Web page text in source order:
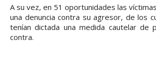
A su vez, en 51 oportunidades las
una denuncia contra su agresor, de los
tenían dictada una medida cautelar de
contra.